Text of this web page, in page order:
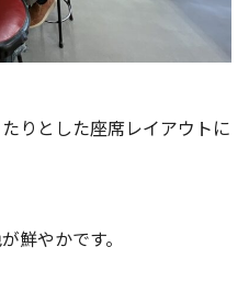
りとした座席レイアウトに
鮮やかです。